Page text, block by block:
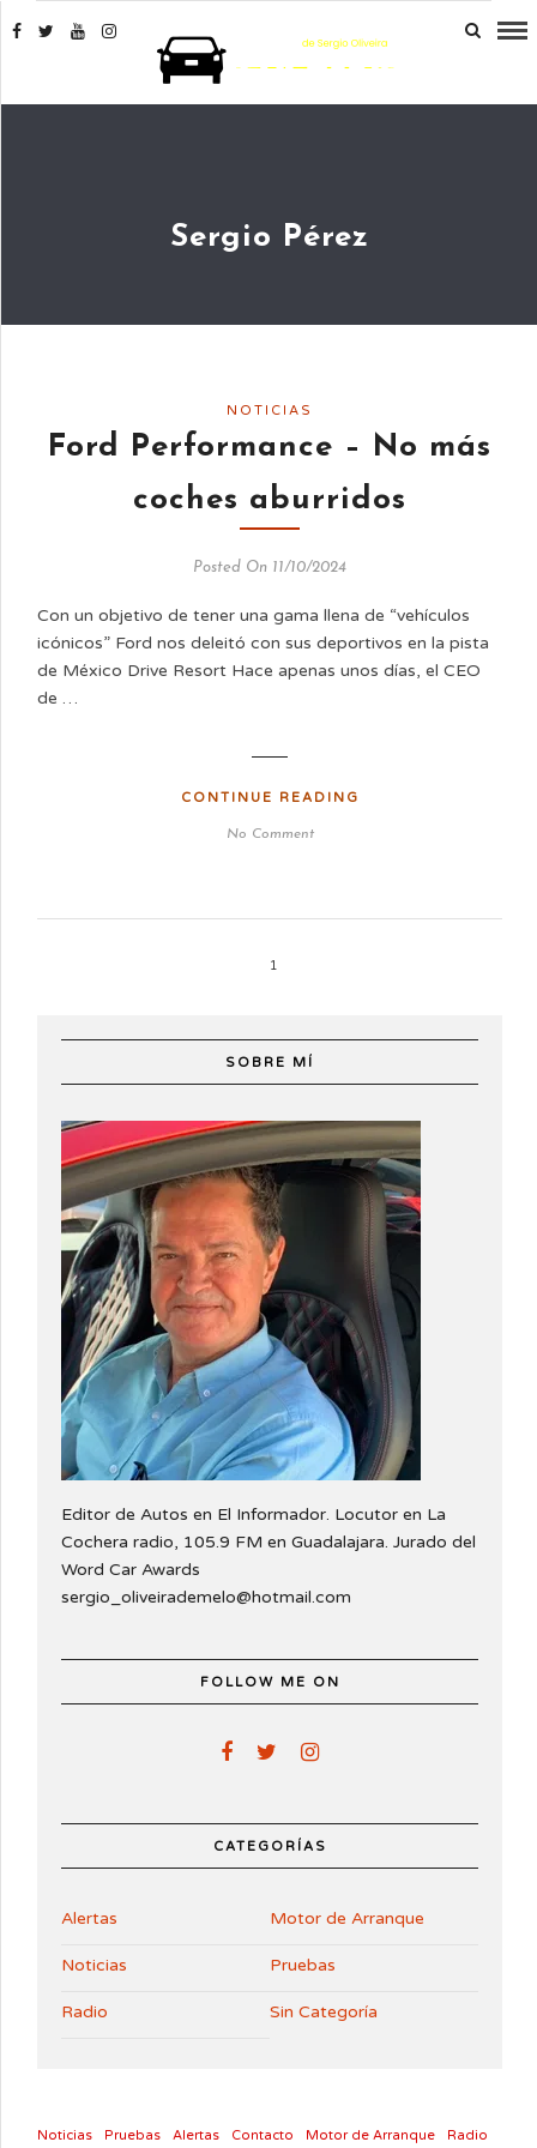
Sergio Pérez
NOTICIAS
Ford Performance – No más
coches aburridos
Posted On 11/10/2024
Con un objetivo de tener una gama llena de “vehículos
icónicos” Ford nos deleitó con sus deportivos en la pista
de México Drive Resort Hace apenas unos días, el CEO
de …
CONTINUE READING
No Comment
1
SOBRE MÍ
Editor de Autos en El Informador. Locutor en La
Cochera radio, 105.9 FM en Guadalajara. Jurado del
Word Car Awards
sergio_oliveirademelo@hotmail.com
FOLLOW ME ON
CATEGORÍAS
Alertas Motor de Arranque
Noticias Pruebas
Radio Sin Categoría
Noticias Pruebas Alertas Contacto Motor de Arranque Radio